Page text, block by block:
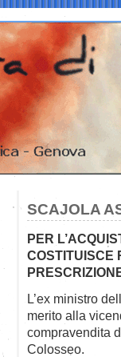
SCAJOLA
PER
COSTITUISCE
L’ex ministro
merito alla
compravendita
Colosseo.